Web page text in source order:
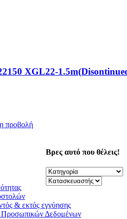
XGL22-
προβολή
Βρες αυτό που θέλεις!
& εκτός εγγύησης
Προσωπικών Δεδομένων